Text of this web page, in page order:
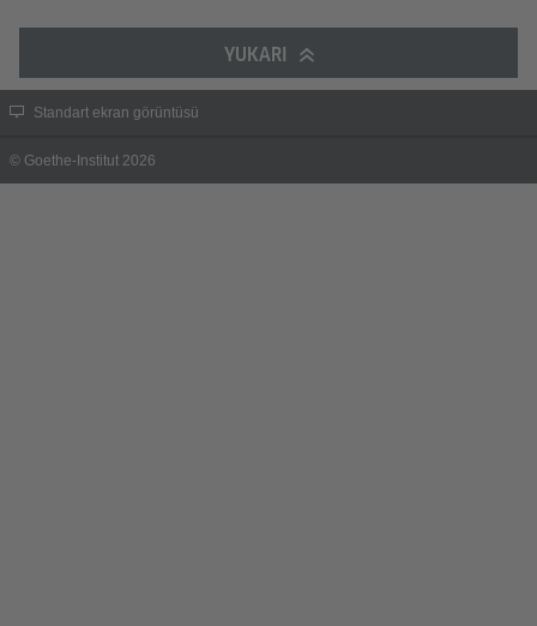
YUKARI
Standart ekran görüntüsü
© Goethe-Institut 2026